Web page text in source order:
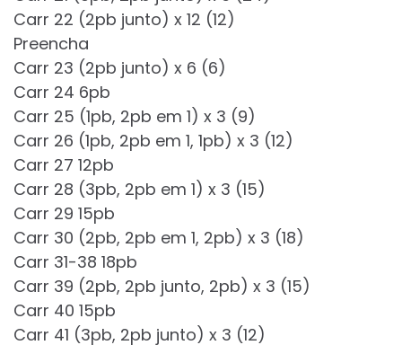
Carr 22 (2pb junto) x 12 (12)
Preencha
Carr 23 (2pb junto) x 6 (6)
Carr 24 6pb
Carr 25 (1pb, 2pb em 1) x 3 (9)
Carr 26 (1pb, 2pb em 1, 1pb) x 3 (12)
Carr 27 12pb
Carr 28 (3pb, 2pb em 1) x 3 (15)
Carr 29 15pb
Carr 30 (2pb, 2pb em 1, 2pb) x 3 (18)
Carr 31-38 18pb
Carr 39 (2pb, 2pb junto, 2pb) x 3 (15)
Carr 40 15pb
Carr 41 (3pb, 2pb junto) x 3 (12)